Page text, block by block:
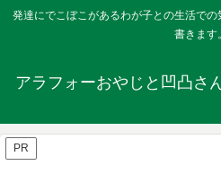
発達にでこぼこがあるわが子との生活で
書きます。
アラフォーおやじと凹凸さ
PR